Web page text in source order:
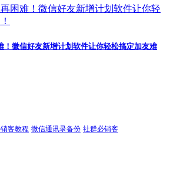
！微信好友新增计划软件让你轻松搞定加友难
客教程 微信通讯录备份 社群必销客